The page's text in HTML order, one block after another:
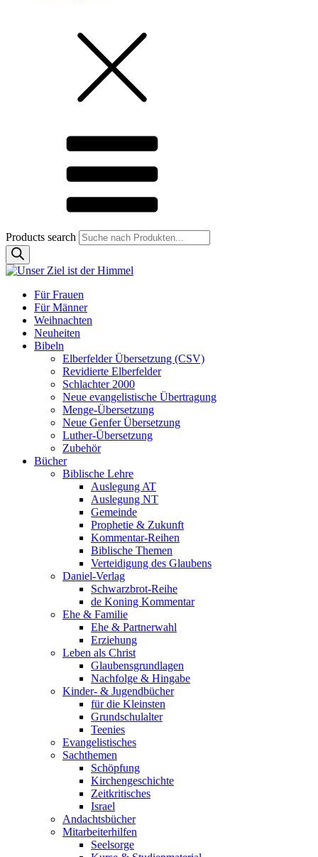
Products search
Für Frauen
Für Männer
Weihnachten
Neuheiten
Bibeln
Elberfelder Übersetzung (CSV)
Revidierte Elberfelder
Schlachter 2000
Neue evangelistische Übertragung
Menge-Übersetzung
Neue Genfer Übersetzung
Luther-Übersetzung
Zubehör
Bücher
Biblische Lehre
Auslegung AT
Auslegung NT
Gemeinde
Prophetie & Zukunft
Kommentar-Reihen
Biblische Themen
Verteidigung des Glaubens
Daniel-Verlag
Schwarzbrot-Reihe
de Koning Kommentar
Ehe & Familie
Ehe & Partnerwahl
Erziehung
Leben als Christ
Glaubensgrundlagen
Nachfolge & Hingabe
Kinder- & Jugendbücher
für die Kleinsten
Grundschulalter
Teenies
Evangelistisches
Sachthemen
Schöpfung
Kirchengeschichte
Zeitkritisches
Israel
Andachtsbücher
Mitarbeiterhilfen
Seelsorge